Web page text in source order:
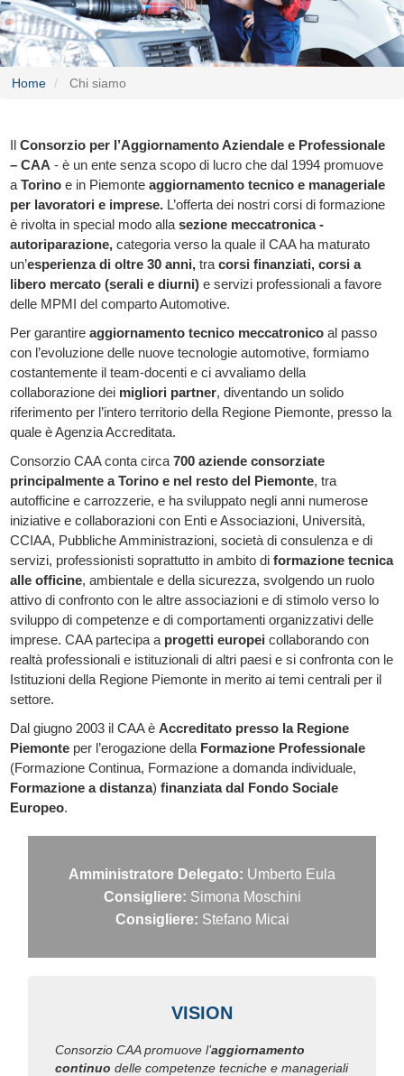
Home Chi siamo
IlConsorzio per l’Aggiornamento Aziendale e Professionale
– CAA - è un ente senza scopo di lucro che dal 1994 promuove
aTorinoe in Piemonteaggiornamento tecnico e manageriale
per lavoratori e imprese. L’offerta dei nostri corsi di formazione
è rivolta in special modo allasezione meccatronica -
autoriparazione,categoria verso la quale il CAA ha maturato
un’esperienza di oltre 30 anni, tracorsi finanziati, corsi a
libero mercato (serali e diurni)e servizi professionali a favore
delle MPMI del comparto Automotive.
Per garantireaggiornamento tecnico meccatronico al passo
con l’evoluzione delle nuove tecnologie automotive, formiamo
costantemente il team-docenti e ci avvaliamo della
collaborazione dei migliori partner, diventando un solido
riferimento per l’intero territorio della Regione Piemonte, presso la
quale è Agenzia Accreditata.
Consorzio CAA conta circa700 aziende consorziate
principalmente a Torino e nel resto del Piemonte, tra
autofficine e carrozzerie, e ha sviluppato negli anni numerose
iniziative e collaborazioni con Enti e Associazioni, Università,
CCIAA, Pubbliche Amministrazioni, società di consulenza e di
servizi, professionisti soprattutto in ambito diformazione tecnica
alle officine, ambientale e della sicurezza, svolgendo un ruolo
attivo di confronto con le altre associazioni e di stimolo verso lo
sviluppo di competenze e di comportamenti organizzativi delle
imprese. CAA partecipa a progetti europei collaborando con
realtà professionali e istituzionali di altri paesi e si confronta con le
Istituzioni della Regione Piemonte in merito ai temi centrali per il
settore.
Dal giugno 2003 il CAA èAccreditato presso la Regione
Piemonte per l’erogazione della Formazione Professionale
(Formazione Continua, Formazione a domanda individuale,
Formazione a distanza)finanziata dal Fondo Sociale
Europeo.
Amministratore Delegato: Umberto Eula
Consigliere: Simona Moschini
Consigliere: Stefano Micai
VISION
Consorzio CAA promuove l’aggiornamento
continuodelle competenze tecniche e manageriali